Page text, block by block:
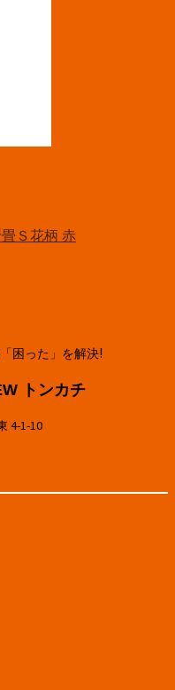
Ｓ花柄 赤
困った」を解決!
トンカチ
4-1-10